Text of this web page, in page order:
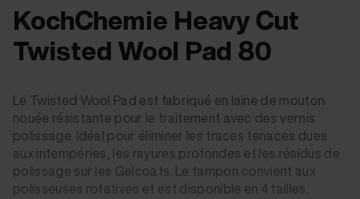
KochChemie Heavy Cut
Twisted Wool Pad 80
Le Twisted Wool Pad est fabriqué en laine de mouton
nouée résistante pour le traitement avec des vernis
polissage. Idéal pour éliminer les traces tenaces dues
aux intempéries, les rayures profondes et les résidus de
polissage sur les Gelcoats. Le tampon convient aux
polisseuses rotatives et est disponible en 4 tailles.